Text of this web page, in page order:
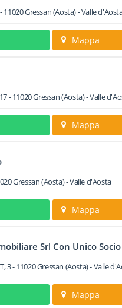
11020Gressan(Aosta) -Valle
Mappa
-11020Gressan(Aosta) -Valle
Mappa
Gressan(Aosta) -Valle d'Aosta
Mappa
Srl Con Unico Socio
3-11020Gressan (Aosta) -Valle
Mappa